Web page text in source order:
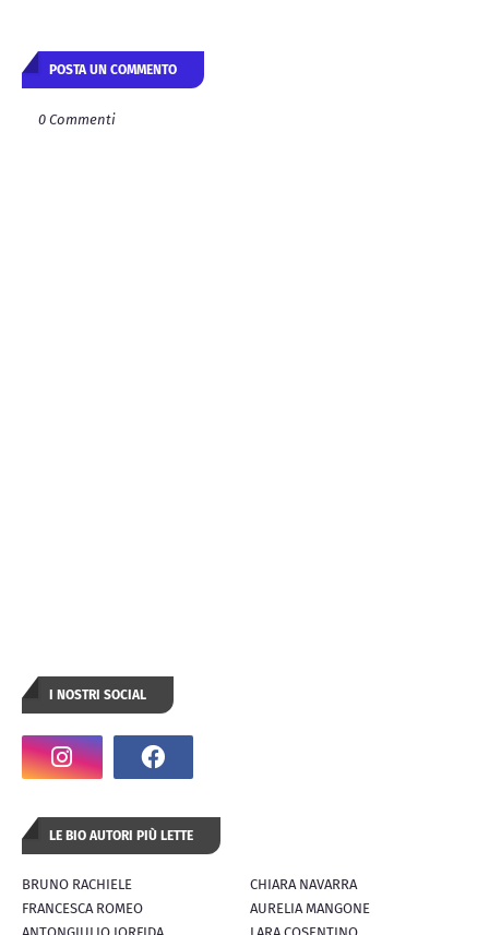
POSTA UN COMMENTO
0 Commenti
I NOSTRI SOCIAL
LE BIO AUTORI PIÙ LETTE
BRUNO RACHIELE
CHIARA NAVARRA
FRANCESCA ROMEO
AURELIA MANGONE